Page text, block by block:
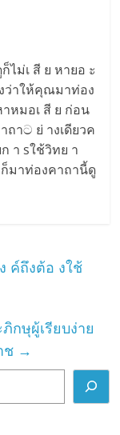
ไม่เ สี ย หายอ ะ
งว่าให้คุณมาท่อง
หมอเ สี ย ก่อน
ถาට ย่ างเดียวค
า sใช้วิทย า
ก็มาท่องคาถานี้ดู
ค์ถึงต้อ งใช้
กษุผู้เรียบง่าย
ช →